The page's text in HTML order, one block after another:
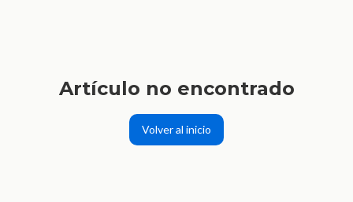
Artículo no encontrado
Volver al inicio